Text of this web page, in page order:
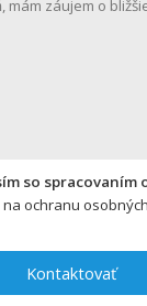
so spracovaním
na ochranu
Kontaktovať